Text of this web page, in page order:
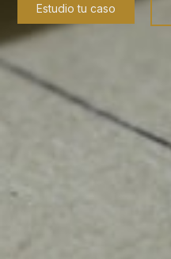
Estudio tu caso